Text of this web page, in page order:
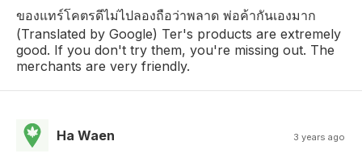
ของแทร์โคตรดีไม่ไปลองถือว่าพลาด พ่อค้ากันเองมาก
(Translated by Google) Ter's products are extremely
good. If you don't try them, you're missing out. The
merchants are very friendly.
Ha Waen 3 years ago